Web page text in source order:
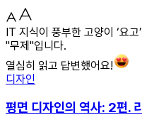
IT 지식이 풍부한 고양이 ‘요
"무제"입니다.
열심히 읽고 답변했어요!
디자인
평면 디자인의 역사: 2편.